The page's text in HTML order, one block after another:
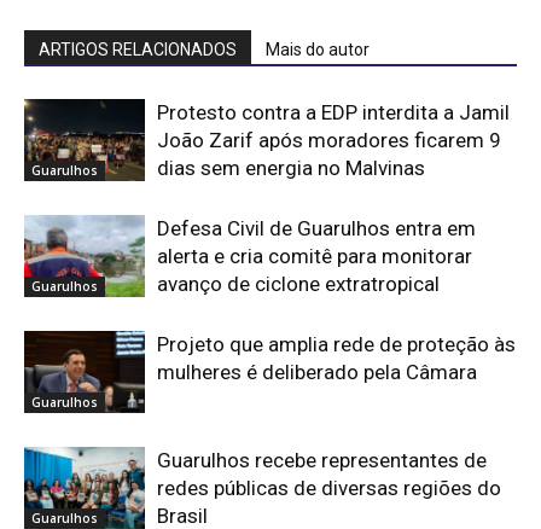
ARTIGOS RELACIONADOS Mais do autor
Guarulhos
Protesto contra a EDP interdita a Jamil
João Zarif após moradores ficarem 9
dias sem energia no Malvinas
Guarulhos
Defesa Civil de Guarulhos entra em
alerta e cria comitê para monitorar
avanço de ciclone extratropical
Guarulhos
Projeto que amplia rede de proteção às
mulheres é deliberado pela Câmara
Guarulhos
Guarulhos recebe representantes de
redes públicas de diversas regiões do
Brasil